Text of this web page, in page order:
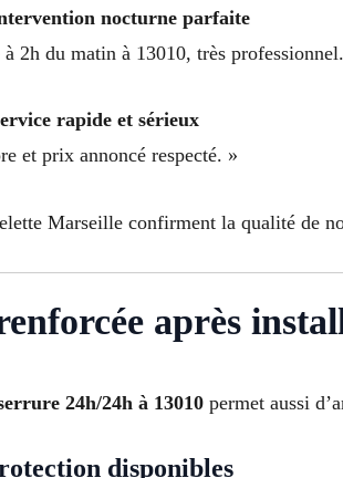
nocturne parfaite
2h du matin à 13010, très
rapide et sérieux
et prix annoncé respecté. »
Marseille confirment la qualité de
après
24h/24h à 13010 permet aussi
disponibles